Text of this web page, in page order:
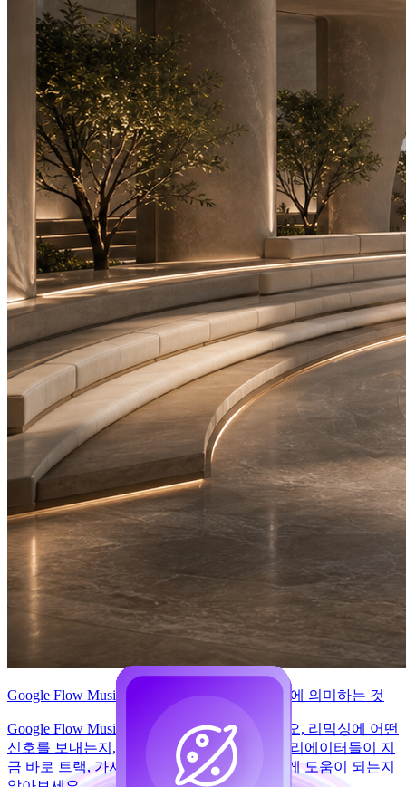
Google Flow Music: 차세대 AI 노래 창작 흐름에 의미하는 것
Google Flow Music이 AI 노래 제작, 뮤직비디오, 리믹싱에 어떤
신호를 보내는지, 그리고 MusicMaker AI가 크리에이터들이 지
금 바로 트랙, 가사, 비주얼을 만드는 데 어떻게 도움이 되는지